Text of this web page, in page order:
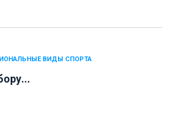
ВИДЫ СПОРТА